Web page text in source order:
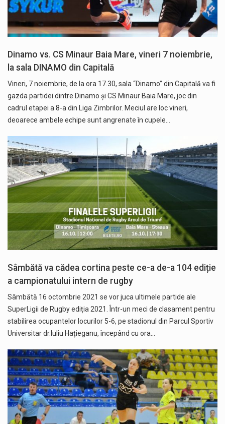
Dinamo vs. CS Minaur Baia Mare, vineri 7 noiembrie,
la sala DINAMO din Capitală
Vineri, 7 noiembrie, de la ora 17.30, sala “Dinamo” din Capitală va fi
gazda partidei dintre Dinamo și CS Minaur Baia Mare, joc din
cadrul etapei a 8-a din Liga Zimbrilor. Meciul are loc vineri,
deoarece ambele echipe sunt angrenate în cupele…
Sâmbătă va cădea cortina peste ce-a de-a 104 ediție
a campionatului intern de rugby
Sâmbătă 16 octombrie 2021 se vor juca ultimele partide ale
SuperLigii de Rugby ediția 2021. Într-un meci de clasament pentru
stabilirea ocupantelor locurilor 5-6, pe stadionul din Parcul Sportiv
Universitar dr.Iuliu Hațieganu, începând cu ora…